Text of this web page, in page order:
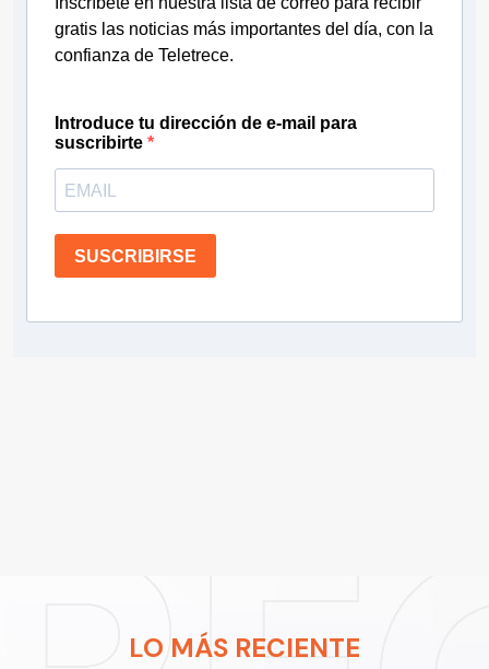
gratis las noticias más importantes del día, con la
confianza de Teletrece.
Introduce tu dirección de e-mail para
suscribirte
SUSCRIBIRSE
LO MÁS RECIENTE